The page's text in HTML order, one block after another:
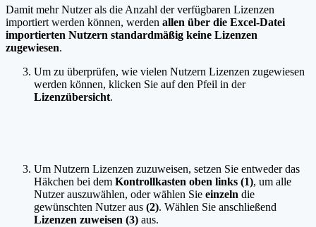
Damit mehr Nutzer als die Anzahl der verfügbaren Lizenzen
importiert werden können, werden allen über die Excel-Datei
importierten Nutzern standardmäßig keine Lizenzen
zugewiesen.
Um zu überprüfen, wie vielen Nutzern Lizenzen zugewiesen
werden können, klicken Sie auf den Pfeil in der
Lizenzübersicht.
Um Nutzern Lizenzen zuzuweisen, setzen Sie entweder das
Häkchen bei dem Kontrollkasten oben links (1), um alle
Nutzer auszuwählen, oder wählen Sie einzeln die
gewünschten Nutzer aus (2). Wählen Sie anschließend
Lizenzen zuweisen (3) aus.